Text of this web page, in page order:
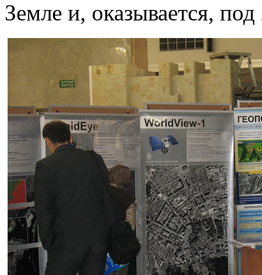
Земле и, оказывается,